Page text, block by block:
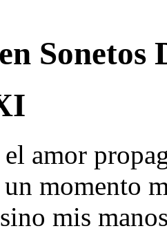
amor
momento
mis